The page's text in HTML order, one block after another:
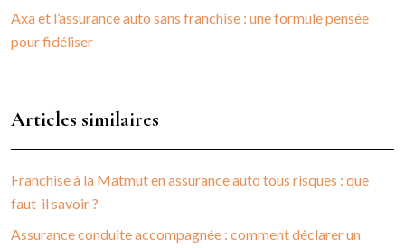
Axa et l’assurance auto sans franchise : une formule pensée
pour fidéliser
Articles similaires
Franchise à la Matmut en assurance auto tous risques : que
faut-il savoir ?
Assurance conduite accompagnée : comment déclarer un